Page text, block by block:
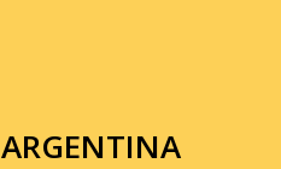
ARGENTINA